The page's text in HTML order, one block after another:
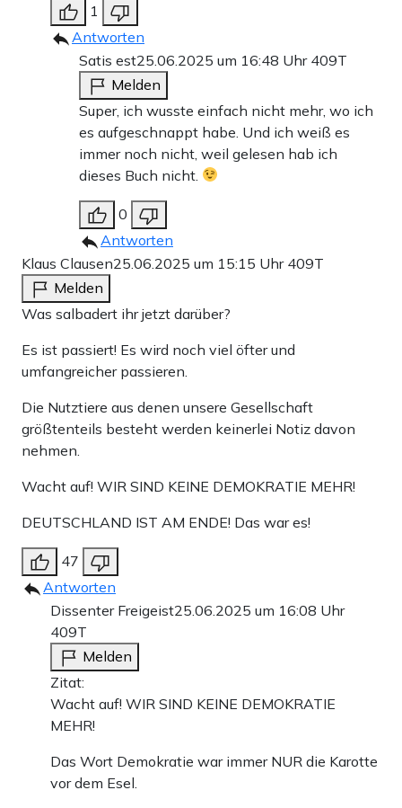
1
Antworten
Satis est25.06.2025 um 16:48 Uhr 409T
Melden
Super, ich wusste einfach nicht mehr, wo ich
es aufgeschnappt habe. Und ich weiß es
immer noch nicht, weil gelesen hab ich
dieses Buch nicht.
0
Antworten
Klaus Clausen25.06.2025 um 15:15 Uhr 409T
Melden
Was salbadert ihr jetzt darüber?
Es ist passiert! Es wird noch viel öfter und
umfangreicher passieren.
Die Nutztiere aus denen unsere Gesellschaft
größtenteils besteht werden keinerlei Notiz davon
nehmen.
Wacht auf! WIR SIND KEINE DEMOKRATIE MEHR!
DEUTSCHLAND IST AM ENDE! Das war es!
47
Antworten
Dissenter Freigeist25.06.2025 um 16:08 Uhr
409T
Melden
Zitat:
Wacht auf! WIR SIND KEINE DEMOKRATIE
MEHR!
Das Wort Demokratie war immer NUR die Karotte
vor dem Esel.